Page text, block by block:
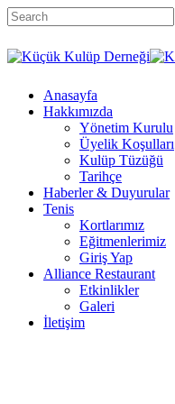
Skip
to
main
content
Close
Menu
Anasayfa
Hakkımızda
Yönetim Kurulu
Üyelik Koşulları
Kulüp Tüzüğü
Tarihçe
Haberler & Duyurular
Tenis
Kortlarımız
Eğitmenlerimiz
Giriş Yap
Alliance Restaurant
Etkinlikler
Galeri
İletişim